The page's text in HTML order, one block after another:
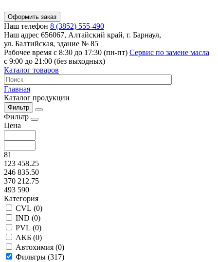
Оформить заказ
Наш телефон 8 (3852) 555-490
Наш адрес 656067, Алтайский край, г. Барнаул,
ул. Балтийская, здание № 85
Рабочее время с 8:30 до 17:30 (пн-пт) Сервис по замене масла
с 9:00 до 21:00 (без выходных)
Каталог товаров
Главная
Каталог продукции
Фильтр
Фильтр
Цена
81
123 458.25
246 835.50
370 212.75
493 590
Категория
CVL (0)
IND (0)
PVL (0)
АКБ (0)
Автохимия (0)
Фильтры (317)